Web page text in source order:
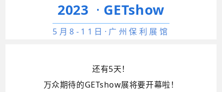
2023 · GETshow
5月8-11日·广州保利展馆
还有5天！
万众期待的GETshow展将要开幕啦！